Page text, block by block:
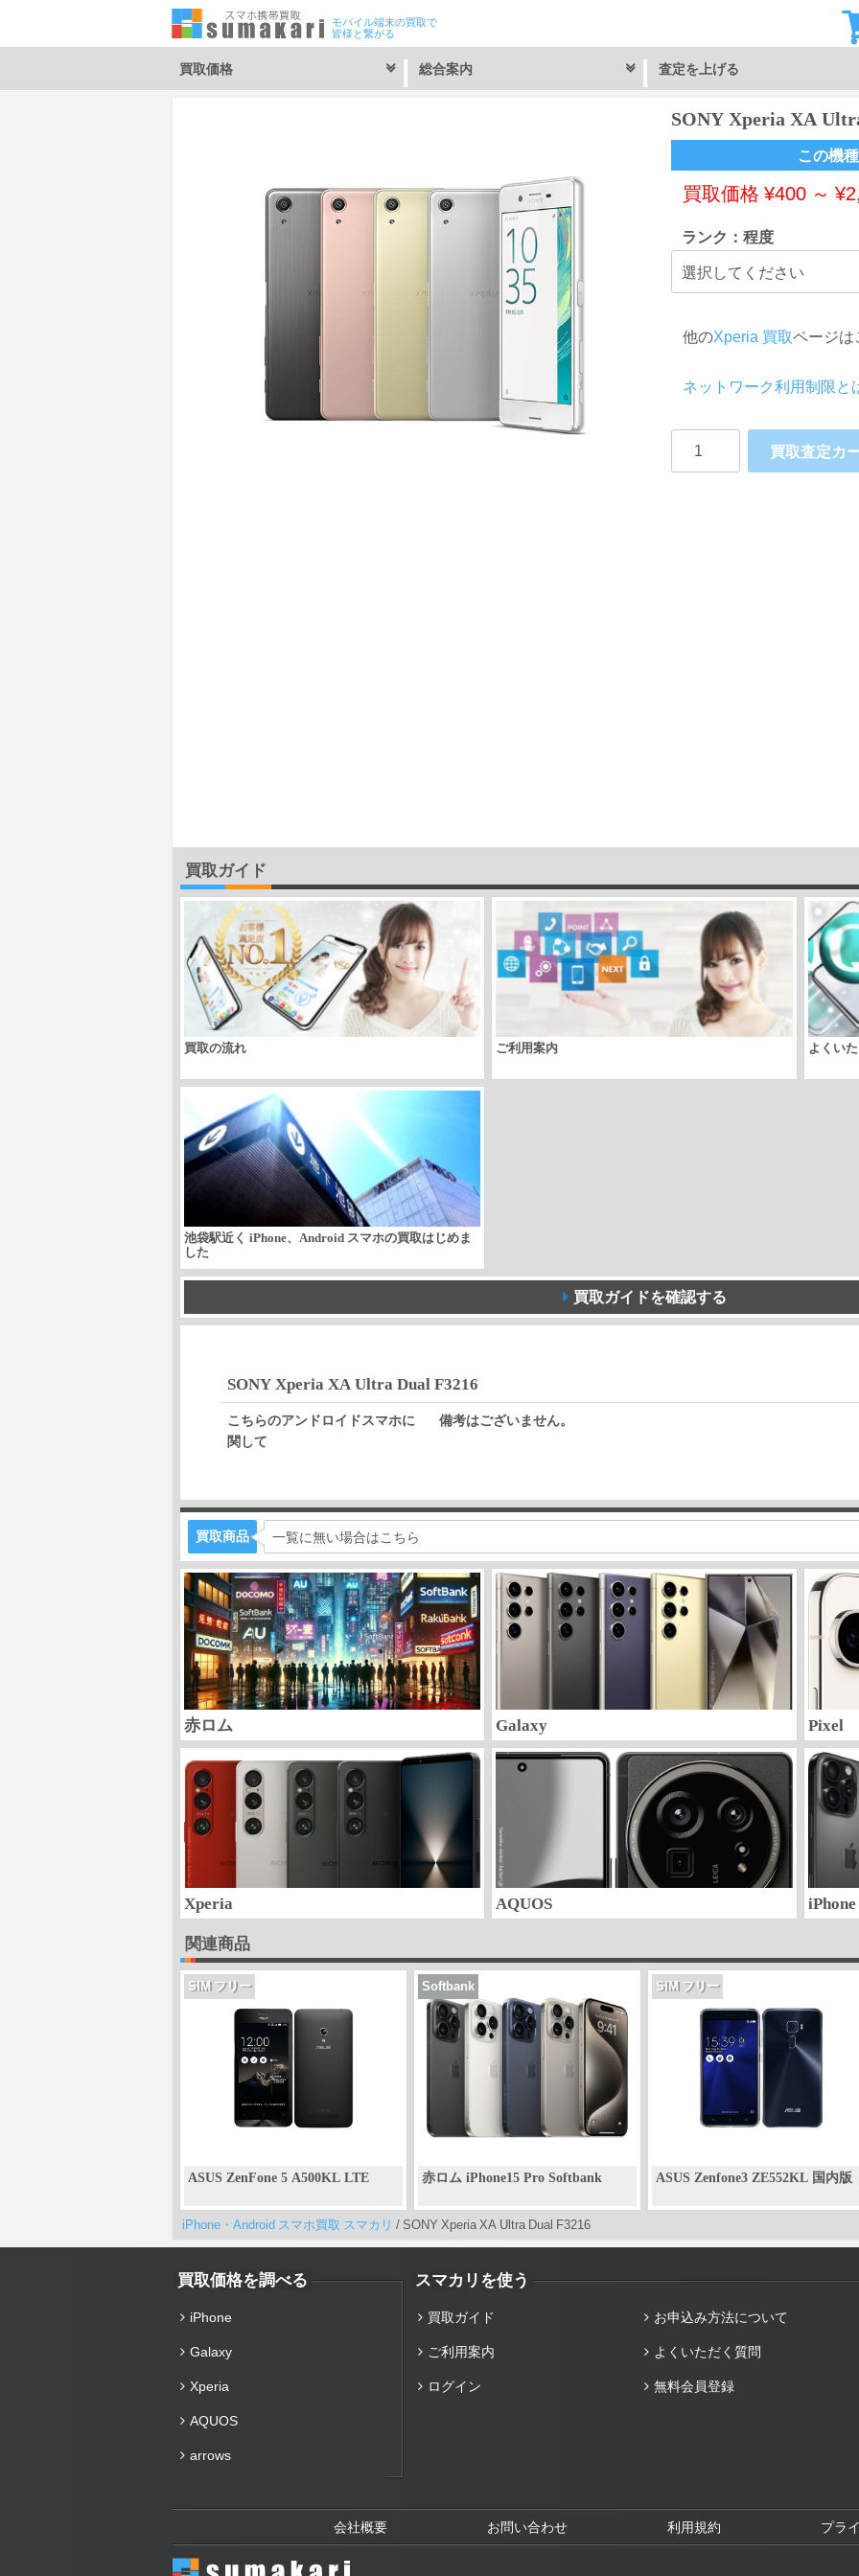
モバイル端末の買取で
皆様と繋がる
買取価格 総合案内 査定を上げる
SONY Xperia XA
この機
買取価格 ¥400～ ¥
ランク：程度
他のXperia 買取ページは
ネットワーク利用制限と
SONY
Xperia
買取査定カ
買取ガイド
買取の流れ ご利用案内 よくい
池袋駅近く iPhone、Android スマホの買取はじめま
した
買取ガイドを確認する
SONY Xperia XA Ultra Dual F3216
こちらのアンドロイドスマホに
関して
備考はございません。
買取商品 一覧に無い場合はこちら
赤ロム Galaxy Pixel
Xperia AQUOS iPhone
関連商品
SIM フリー
ASUS ZenFone 5 A500KL LTE
Softbank
赤ロム iPhone15 Pro Softbank
SIM フリー
ASUS Zenfone3 ZE552KL 国内版
iPhone・Android スマホ買取 スマカリ / SONY Xperia XA Ultra Dual F3216
買取価格を調べる
iPhone
Galaxy
Xperia
AQUOS
arrows
スマカリを使う
買取ガイド お申込み方法について
ご利用案内 よくいただく質問
ログイン 無料会員登録
会社概要 お問い合わせ 利用規約 プラ